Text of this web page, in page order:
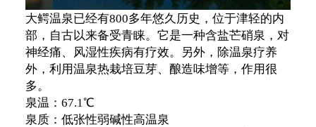
大鳄温泉已经有800多年悠久历史，位于津轻的内
部，自古以来备受青睐。它是一种含盐芒硝泉，对
神经痛、风湿性疾病有疗效。另外，除温泉疗养
外，利用温泉热栽培豆芽、酿造味增等，作用很
多。
泉温：67.1℃
泉质：低张性弱碱性高温泉